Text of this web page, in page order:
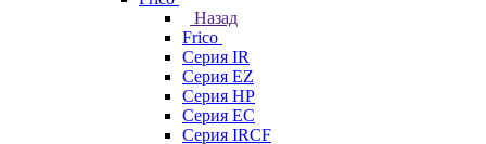
Назад
Frico
Серия IR
Серия EZ
Серия HP
Серия EC
Серия IRCF